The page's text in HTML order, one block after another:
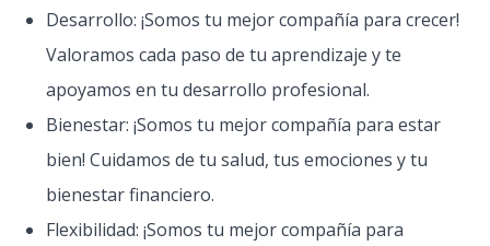
Desarrollo: ¡Somos tu mejor compañía para crecer!
Valoramos cada paso de tu aprendizaje y te
apoyamos en tu desarrollo profesional.
Bienestar: ¡Somos tu mejor compañía para estar
bien! Cuidamos de tu salud, tus emociones y tu
bienestar financiero.
Flexibilidad: ¡Somos tu mejor compañía para